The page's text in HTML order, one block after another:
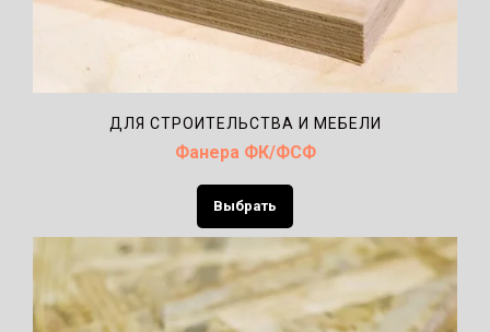
ДЛЯ СТРОИТЕЛЬСТВА И МЕБЕЛИ
Фанера ФК/ФСФ
Выбрать